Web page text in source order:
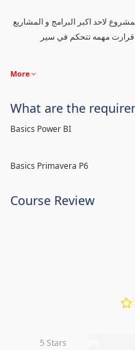
لاحد اكبر البرامج و المشاريع
قرارت مهمه تتحكم في سير
More
What are the
Basics Power BI
Basics Primavera P6
Course Review
5 Stars